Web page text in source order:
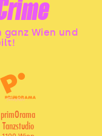
Wien und
primOrama
Tanzstudio